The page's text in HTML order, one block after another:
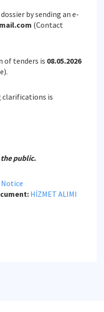
by sending an e-
(Contact
of tenders is 08.05.2026
clarifications is
public.
HİZMET ALIMI